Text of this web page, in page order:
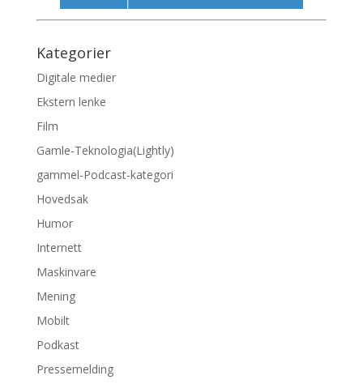
Kategorier
Digitale medier
Ekstern lenke
Film
Gamle-Teknologia(Lightly)
gammel-Podcast-kategori
Hovedsak
Humor
Internett
Maskinvare
Mening
Mobilt
Podkast
Pressemelding